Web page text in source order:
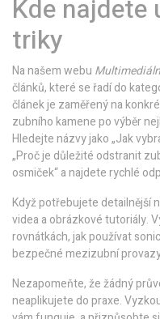
Kde najdete
triky
Na našem webu
článků, které se řadí do
článek je zaměřený na
zubního kamene po výběr
Hledejte názvy jako „Jak
„Proč je důležité odstranit
osmiček“ a najdete rychlé
Když potřebujete detailnější
videa a obrázkové tutoriály.
rovnátkách, jak používat
bezpečné mezizubní
Nezapomeňte, že žádný
neaplikujete do praxe.